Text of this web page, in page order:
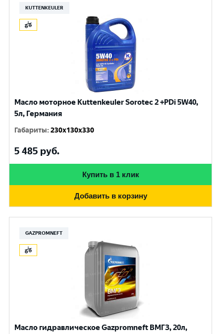
KUTTENKEULER
Масло моторное Kuttenkeuler Sorotec 2 +PDi 5W40,
5л, Германия
Габариты:230x130x330
5 485 руб.
Купить в 1 клик
Добавить в корзину
GAZPROMNEFT
Масло гидравлическое Gazpromneft ВМГЗ, 20л,